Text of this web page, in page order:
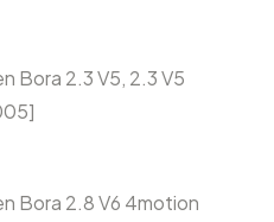
Bora 2.3 V5, 2.3 V5
Bora 2.8 V6 4motion